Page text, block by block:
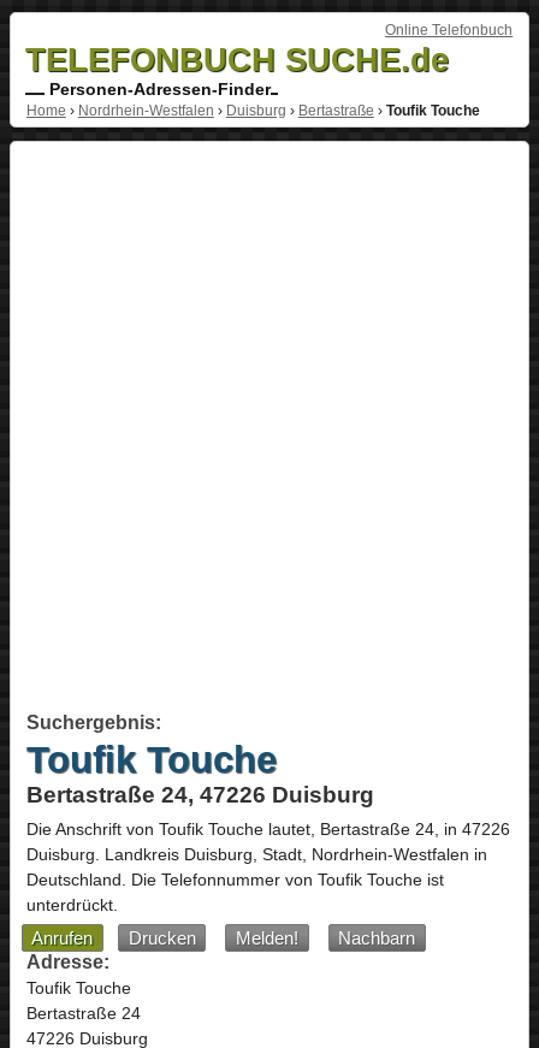
Online Telefonbuch
TELEFONBUCH SUCHE.de
Personen-Adressen-Finder
Home › Nordrhein-Westfalen › Duisburg › Bertastraße › Toufik Touche
Suchergebnis:
Toufik Touche
Bertastraße 24, 47226 Duisburg
Die Anschrift von Toufik Touchelautet, Bertastraße 24, in 47226
Duisburg. Landkreis Duisburg, Stadt, Nordrhein-Westfalen in
Deutschland. Die Telefonnummer von Toufik Touche ist
unterdrückt.
Anrufen Drucken Melden!
Nachbarn
Adresse:
Toufik Touche
Bertastraße 24
47226 Duisburg